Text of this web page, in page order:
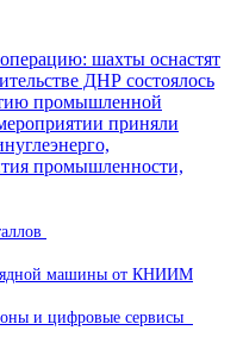
шахты оснастят
ДНР состоялось
промышленной
приняли
промышленности,
машины от КНИИМ
и цифровые сервисы